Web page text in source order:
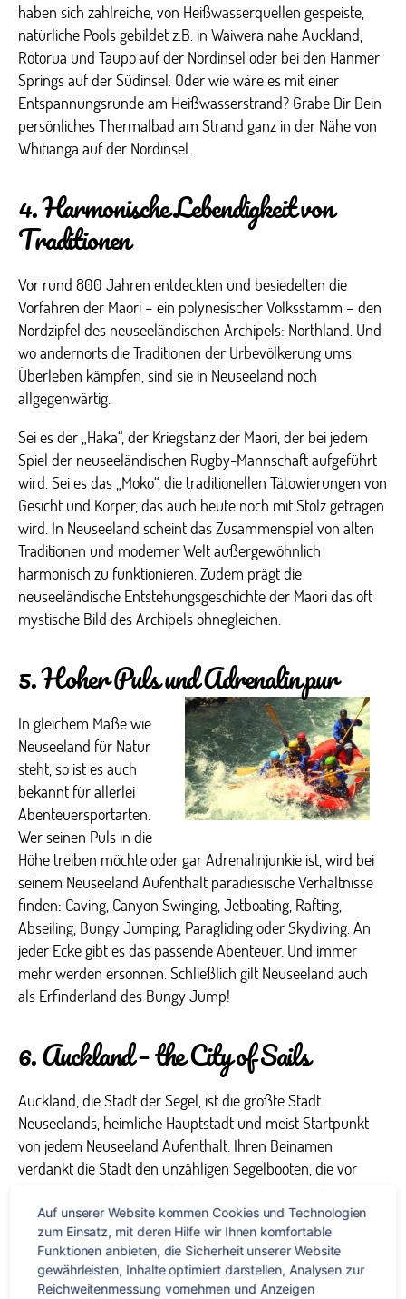
haben sich zahlreiche, von Heißwasserquellen gespeiste,
natürliche Pools gebildet z.B. in Waiwera nahe Auckland,
Rotorua und Taupo auf der Nordinsel oder bei den Hanmer
Springs auf der Südinsel. Oder wie wäre es mit einer
Entspannungsrunde am Heißwasserstrand? Grabe Dir Dein
persönliches Thermalbad am Strand ganz in der Nähe von
Whitianga auf der Nordinsel.
4. Harmonische Lebendigkeit von
Traditionen
Vor rund 800 Jahren entdeckten und besiedelten die
Vorfahren der Maori – ein polynesischer Volksstamm – den
Nordzipfel des neuseeländischen Archipels: Northland. Und
wo andernorts die Traditionen der Urbevölkerung ums
Überleben kämpfen, sind sie in Neuseeland noch
allgegenwärtig.
Sei es der „Haka“, der Kriegstanz der Maori, der bei jedem
Spiel der neuseeländischen Rugby-Mannschaft aufgeführt
wird. Sei es das „Moko“, die traditionellen Tätowierungen von
Gesicht und Körper, das auch heute noch mit Stolz getragen
wird. In Neuseeland scheint das Zusammenspiel von alten
Traditionen und moderner Welt außergewöhnlich
harmonisch zu funktionieren. Zudem prägt die
neuseeländische Entstehungsgeschichte der Maori das oft
mystische Bild des Archipels ohnegleichen.
5. Hoher Puls und Adrenalin pur
In gleichem Maße wie
Neuseeland für Natur
steht, so ist es auch
bekannt für allerlei
Abenteuersportarten.
Wer seinen Puls in die
Höhe treiben möchte oder gar Adrenalinjunkie ist, wird bei
seinem Neuseeland Aufenthalt paradiesische Verhältnisse
finden: Caving, Canyon Swinging, Jetboating, Rafting,
Abseiling, Bungy Jumping, Paragliding oder Skydiving. An
jeder Ecke gibt es das passende Abenteuer. Und immer
mehr werden ersonnen. Schließlich gilt Neuseeland auch
als Erfinderland des Bungy Jump!
6. Auckland – the City of Sails
Auckland, die Stadt der Segel, ist die größte Stadt
Neuseelands, heimliche Hauptstadt und meist Startpunkt
von jedem Neuseeland Aufenthalt. Ihren Beinamen
verdankt die Stadt den unzähligen Segelbooten, die vor
ihrer Küste ankern. Angeblich gibt es in keiner anderen
Stadt der Welt so viele Segelboote pro Person wie in
Auckland. Kein Wunder, denn eigentlich jeder Neuseeländer,
der es sich leisten kann, besitzt ein Segelboot – manchmal
auch zwei.
Auf unserer Website kommen Cookies und Technologien
zum Einsatz, mit deren Hilfe wir Ihnen komfortable
Funktionen anbieten, die Sicherheit unserer Website
gewährleisten, Inhalte optimiert darstellen, Analysen zur
Reichweitenmessung vornehmen und Anzeigen